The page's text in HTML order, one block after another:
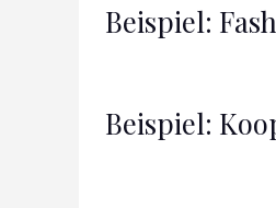
Beispiel:
Beispiel: